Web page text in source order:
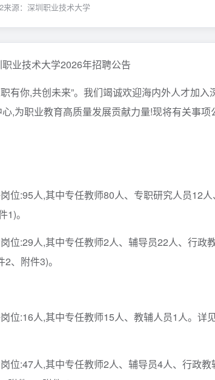
来源：深圳职业技术大学
业技术大学2026年招聘公告
有你,共创未来”。我们竭诚欢迎海内外人才加
,为职业教育高质量发展贡献力量!现将有关事项
位:95人,其中专任教师80人、专职研究人员12
。
位:29人,其中专任教师2人、辅导员22人、行政
、附件3)。
位:16人,其中专任教师15人、教辅人员1人。详
位:47人,其中专任教师2人、辅导员4人、行政